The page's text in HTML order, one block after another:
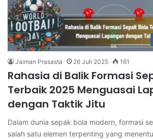
Jaiman Prasasta 26 Juli 2025 161
Rahasia di Balik Formasi
Terbaik 2025 Menguasai
dengan Taktik Jitu
Dalam dunia sepak bola modern, formasi
salah satu elemen terpenting yang